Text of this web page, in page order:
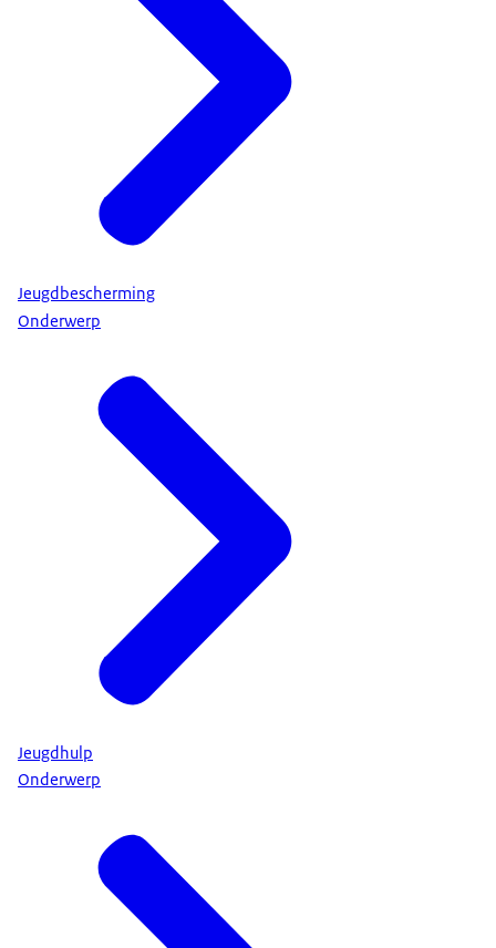
Jeugdbescherming
Onderwerp
Jeugdhulp
Onderwerp